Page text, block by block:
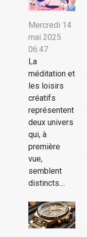
Mercredi 14
mai 2025
06:47
La
méditation et
les loisirs
créatifs
représentent
deux univers
qui, à
première
vue,
semblent
distincts....